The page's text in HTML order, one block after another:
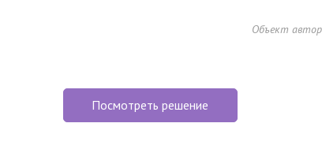
Объект
Посмотреть решение